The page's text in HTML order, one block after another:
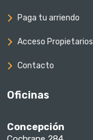
Paga tu arriendo
Acceso Propietarios
Contacto
Oficinas
Concepción